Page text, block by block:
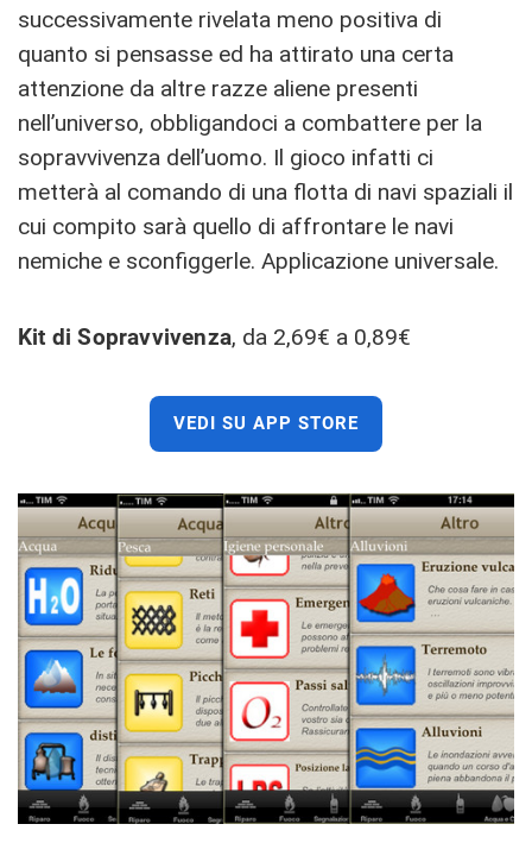
successivamente rivelata meno positiva di
quanto si pensasse ed ha attirato una certa
attenzione da altre razze aliene presenti
nell’universo, obbligandoci a combattere per la
sopravvivenza dell’uomo. Il gioco infatti ci
metterà al comando di una flotta di navi spaziali il
cui compito sarà quello di affrontare le navi
nemiche e sconfiggerle. Applicazione universale.
Kit di Sopravvivenza, da 2,69€ a 0,89€
VEDI SU APP STORE